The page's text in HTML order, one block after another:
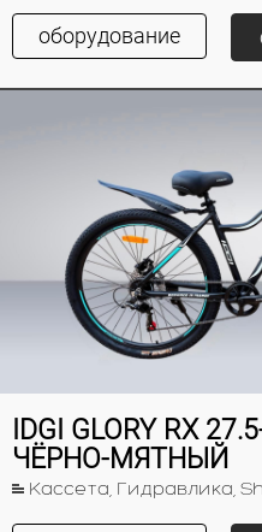
оборудование
IDGI GLORY RX
ЧЁРНО-МЯТНЫЙ
Кассета, Гидравлика,